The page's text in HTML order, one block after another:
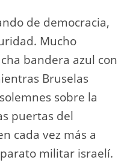
de democracia,
Mucho
bandera azul con
Bruselas
sobre la
puertas del
cada vez más a
militar israelí.